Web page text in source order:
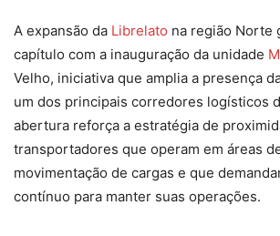
A expansão da Librelato na região Norte
capítulo com a inauguração da unidade
Velho, iniciativa que amplia a presença
um dos principais corredores logísticos
abertura reforça a estratégia de
transportadores que operam em áreas
movimentação de cargas e que
contínuo para manter suas operações.